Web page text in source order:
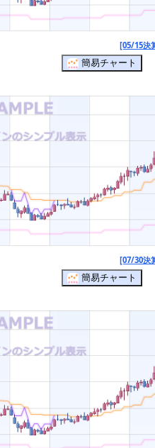
[05/15決
簡易チャート
[07/30決
簡易チャート